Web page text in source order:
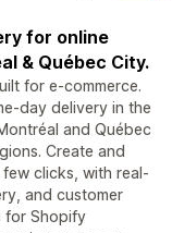
for online
& Québec City.
for e-commerce.
day delivery in the
and Québec
Create and
clicks, with real-
and customer
for Shopify